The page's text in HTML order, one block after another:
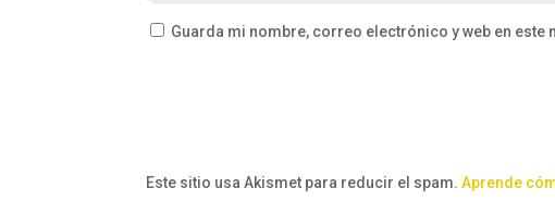
Guarda mi nombre, correo electrónico y web en
Este sitio usa Akismet para reducir el spam.Aprende